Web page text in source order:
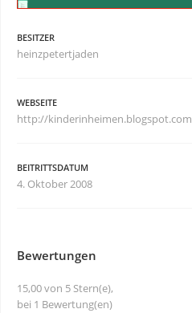
BESITZER
heinzpetertjaden
WEBSEITE
http://kinderinheimen.blogspot.com
BEITRITTSDATUM
4. Oktober 2008
Bewertungen
15,00 von 5 Stern(e),
bei 1 Bewertung(en)